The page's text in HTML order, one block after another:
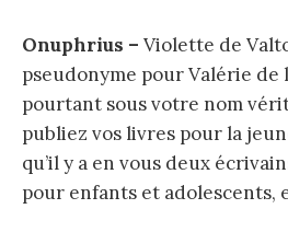
Onuphrius – Violette de
pseudonyme pour Valérie de
pourtant sous votre nom
publiez vos livres pour la
qu’il y a en vous deux
pour enfants et adolescents,